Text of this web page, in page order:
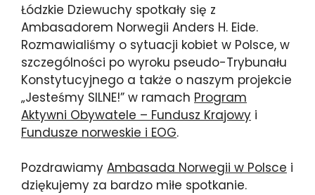
Łódzkie Dziewuchy spotkały się z
Ambasadorem Norwegii Anders H. Eide.
Rozmawialiśmy o sytuacji kobiet w Polsce, w
szczególności po wyroku pseudo-Trybunału
Konstytucyjnego a także o naszym projekcie
„Jesteśmy SILNE!” w ramach Program
Aktywni Obywatele – Fundusz Krajowy i
Fundusze norweskie i EOG.
Pozdrawiamy Ambasada Norwegii w Polsce i
dziękujemy za bardzo miłe spotkanie.